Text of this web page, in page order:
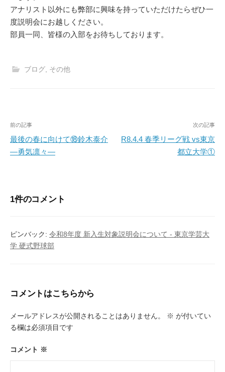
アナリスト以外にも弊部に興味を持っていただけたらぜひ一
度説明会にお越しください。
部員一同、皆様の入部をお待ちしております。
ブログ, その他
投
稿
ナ
ー
ョ
ン
前の記事
最後の春に向けて⑱鈴木泰介
―勇気凛々―
次の記事
R8.4.4 春季リーグ戦 vs東京
都立大学①
1件のコメント
ピンバック: 令和8年度 新入生対象説明会について - 東京学芸大
学 硬式野球部
コメントはこちらから
メールアドレスが公開されることはありません。 ※ が付いてい
る欄は必須項目です
コメント ※